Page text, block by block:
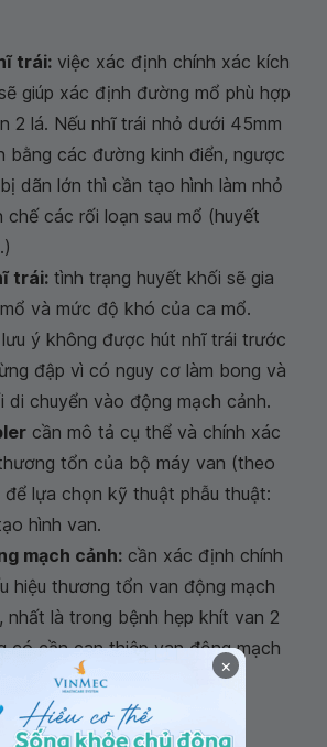
trái: việc xác định chính xác kích
giúp xác định đường mổ phù hợp
2 lá. Nếu nhĩ trái nhỏ dưới 45mm
bằng các đường kinh điển, ngược
dãn lớn thì cần tạo hình làm nhỏ
chế các rối loạn sau mổ (huyết
trái: tình trạng huyết khối sẽ gia
và mức độ khó của ca mổ.
ý không được hút nhĩ trái trước
đập vì có nguy cơ làm bong và
di chuyển vào động mạch cảnh.
cần mô tả cụ thể và chính xác
tổn của bộ máy van (theo
để lựa chọn kỹ thuật phẫu thuật:
hình van.
mạch cảnh: cần xác định chính
hiệu thương tổn van động mạch
nhất là trong bệnh hẹp khít van 2
có cần can thiệp van động mạch
van động mạch cảnh
×